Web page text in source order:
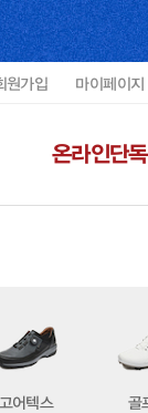
원가입 마이페이지
온라인단독
고어텍스 골